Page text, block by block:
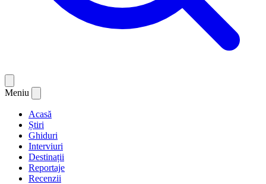
Meniu
Acasă
Știri
Ghiduri
Interviuri
Destinații
Reportaje
Recenzii